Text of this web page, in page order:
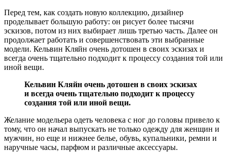
Перед тем, как создать новую коллекцию, дизайнер
проделывает большую работу: он рисует более тысячи
эскизов, потом из них выбирает лишь третью часть. Далее он
продолжает работать и совершенствовать эти выбранные
модели. Кельвин Кляйн очень дотошен в своих эскизах и
всегда очень тщательно подходит к процессу создания той или
иной вещи.
Кельвин Кляйн очень дотошен в своих эскизах
и всегда очень тщательно подходит к процессу
создания той или иной вещи.
Желание модельера одеть человека с ног до головы привело к
тому, что он начал выпускать не только одежду для женщин и
мужчин, но еще и нижнее белье, обувь, купальники, ремни и
наручные часы, парфюм и различные аксессуары.